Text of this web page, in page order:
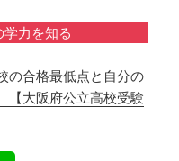
力を知る
の合格最低点と自分の
【大阪府公立高校受験